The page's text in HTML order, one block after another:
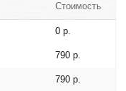
Стоимость
0 р.
790 р.
790 р.